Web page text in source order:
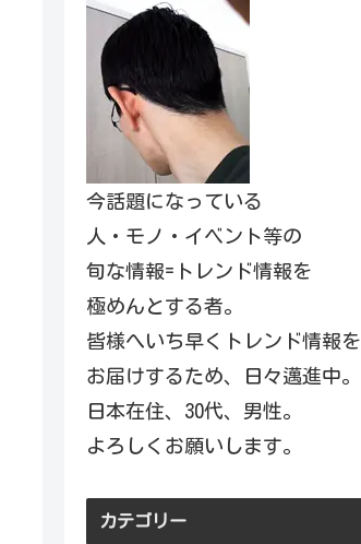
今話題になっている
人・モノ・イベント等の
旬な情報=トレンド情報を
極めんとする者。
皆様へいち早くトレンド情報を
お届けするため、日々邁進中。
日本在住、30代、男性。
よろしくお願いします。
カテゴリー